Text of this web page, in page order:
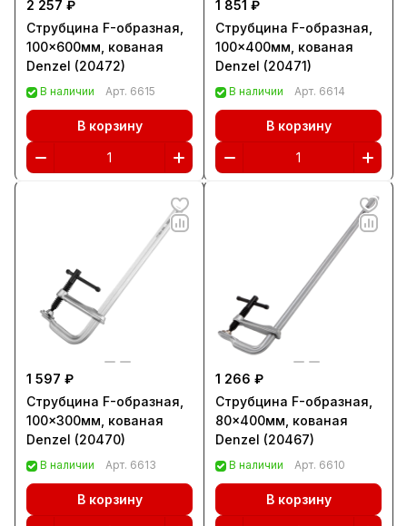
2 257 ₽
Струбцина F-образная,
100x600мм, кованая
Denzel (20472)
В наличии Арт. 6615
В корзину
1 851 ₽
Струбцина F-образная,
100x400мм, кованая
Denzel (20471)
В наличии Арт. 6614
В корзину
1 597 ₽
Струбцина F-образная,
100x300мм, кованая
Denzel (20470)
В наличии Арт. 6613
В корзину
1 266 ₽
Струбцина F-образная,
80x400мм, кованая
Denzel (20467)
В наличии Арт. 6610
В корзину